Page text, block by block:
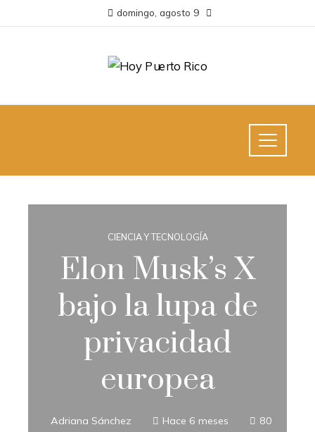
domingo, agosto 9
CIENCIA Y TECNOLOGÍA
Elon Musk’s X
bajo la lupa de
privacidad
europea
Adriana Sánchez Hace 6 meses 80